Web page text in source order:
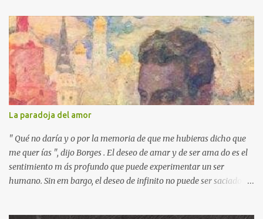
Y no podía dejar a Jim Botón y su amigo Lucas a las puertas de la
Ciudad de los Dragones para rescatar a la Princesa china Li Si.
Ende es un maestro capaz de crear un universo de fantasía,
poblado por seres sorprendentes y lugares extraordinarios. Desde
el "gigante-aparente" Tur Tur hasta la extraña isla flotante, cada
página de esta gran novela está impregnada de una imaginación
desbordante. Además, la obra aborda temas universales como la
amistad, la justicia y la libertad. Por ejemplo, hay un momento en
que los bonzos chinos condenan a Jim y a Lucas por no tener
documentos (en una crítica social al p...
La paradoja del amor
" Qué no daría y o por la memoria de que me hubieras dicho que
me quer ías ", dijo Borges . El deseo de amar y de ser ama do es el
sentimiento m ás profundo que puede experimentar un ser
humano. Sin em bargo, el deseo de infinito no puede ser saciado